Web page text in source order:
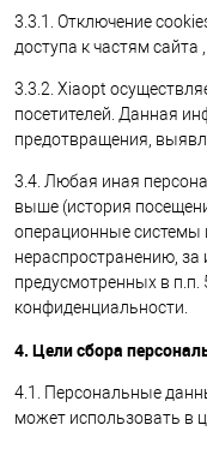
3.3.1. Отключение
доступа к частям
3.3.2. Xiaopt
посетителей. Данная
предотвращения,
3.4. Любая иная
выше (история
операционные системы
нераспространению, за
предусмотренных в
конфиденциальности.
4. Цели сбора
4.1. Персональные
может использовать в